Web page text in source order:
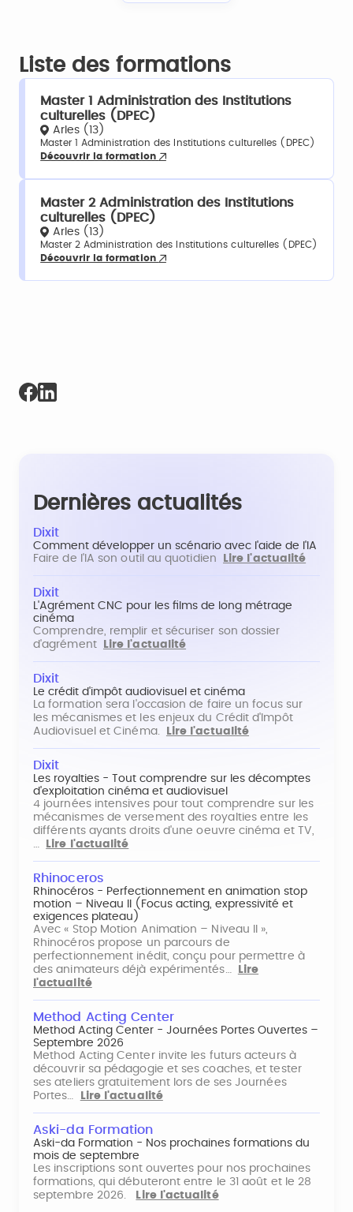
Liste des formations
Master 1 Administration des Institutions
culturelles (DPEC)
Arles (13)
Master 1 Administration des Institutions culturelles (DPEC)
Découvrir la formation
Master 2 Administration des Institutions
culturelles (DPEC)
Arles (13)
Master 2 Administration des Institutions culturelles (DPEC)
Découvrir la formation
Dernières actualités
Dixit
Comment développer un scénario avec l'aide de l'IA
Faire de l'IA son outil au quotidien
Lire l'actualité
Dixit
L'Agrément CNC pour les films de long métrage
cinéma
Comprendre, remplir et sécuriser son dossier
d'agrément
Lire l'actualité
Dixit
Le crédit d'impôt audiovisuel et cinéma
La formation sera l'occasion de faire un focus sur
les mécanismes et les enjeux du Crédit d'Impôt
Audiovisuel et Cinéma.
Lire l'actualité
Dixit
Les royalties - Tout comprendre sur les décomptes
d'exploitation cinéma et audiovisuel
4 journées intensives pour tout comprendre sur les
mécanismes de versement des royalties entre les
différents ayants droits d'une oeuvre cinéma et TV,
Lire l'actualité
Rhinoceros
Rhinocéros - Perfectionnement en animation stop
motion – Niveau II (Focus acting, expressivité et
exigences plateau)
Avec « Stop Motion Animation – Niveau II »,
Rhinocéros propose un parcours de
perfectionnement inédit, conçu pour permettre à
des animateurs déjà expérimentés…
Lire
l'actualité
Method Acting Center
Method Acting Center - Journées Portes Ouvertes –
Septembre 2026
Method Acting Center invite les futurs acteurs à
découvrir sa pédagogie et ses coaches, et tester
ses ateliers gratuitement lors de ses Journées
Portes…
Lire l'actualité
Aski-da Formation
Aski-da Formation - Nos prochaines formations du
mois de septembre
Les inscriptions sont ouvertes pour nos prochaines
formations, qui débuteront entre le 31 août et le 28
septembre 2026.
Lire l'actualité